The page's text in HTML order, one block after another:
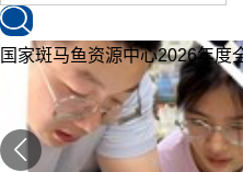
国家斑马鱼资源中心2026年度